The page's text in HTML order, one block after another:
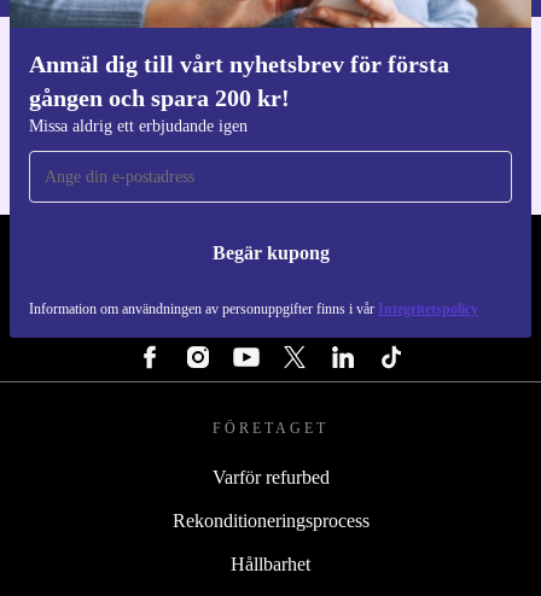
Anmäl dig till vårt nyhetsbrev för första
gången och spara 200 kr!
Missa aldrig ett erbjudande igen
Begär kupong
Information om användningen av personuppgifter finns i vår Integritetspolicy
Ladda ner refurbed appen
För iOS och Android
REFURBED SVERIGE - RETHINK NEW.
FÖLJ OSS
FÖRETAGET
Varför refurbed
Rekonditioneringsprocess
Hållbarhet